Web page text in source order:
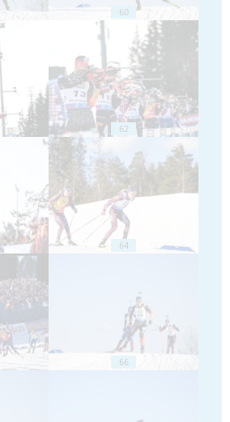
60
62
64
66